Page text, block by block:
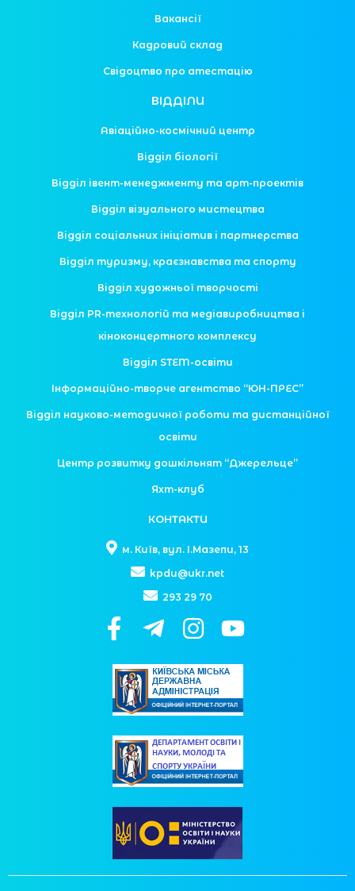
Вакансії
Кадровий склад
Свідоцтво про атестацію
ВІДДІЛИ
Авіаційно-космічний центр
Відділ біології
Відділ івент-менеджменту та арт-проектів
Відділ візуального мистецтва
Відділ соціальних ініціатив і партнерства
Відділ туризму, краєзнавства та спорту
Відділ художньої творчості
Відділ PR-технологій та медіавиробництва і
кіноконцертного комплексу
Відділ STEM-освіти
Інформаційно-творче агентство “ЮН-ПРЕС”
Відділ науково-методичної роботи та дистанційної
освіти
Центр розвитку дошкільнят “Джерельце”
Яхт-клуб
КОНТАКТИ
м. Київ, вул. І.Мазепи, 13
kpdu@ukr.net
293 29 70